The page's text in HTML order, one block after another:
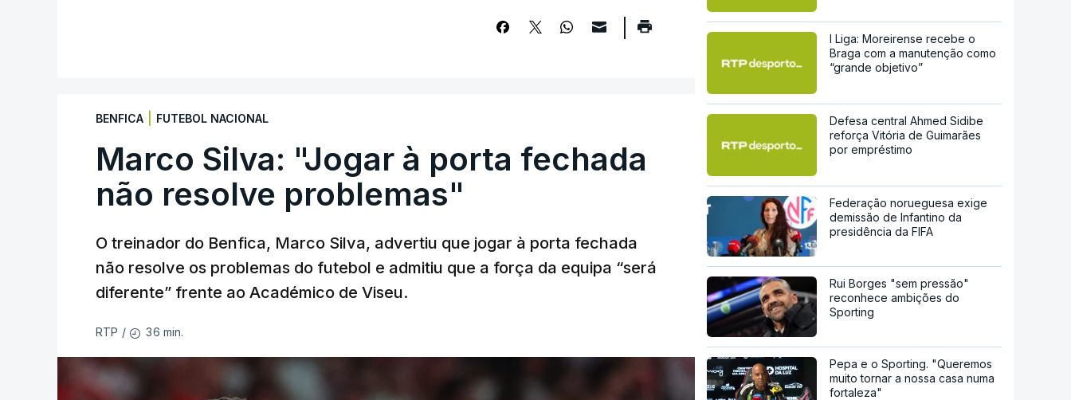
BENFICA FUTEBOL NACIONAL
Marco Silva: "Jogar à porta fechada
não resolve problemas"
O treinador do Benfica, Marco Silva, advertiu que jogar à porta fechada
não resolve os problemas do futebol e admitiu que a força da equipa “será
diferente” frente ao Académico de Viseu.
RTP / 36 min.
I Liga: Moreirense recebe o
Braga com a manutenção como
“grande objetivo”
Defesa central Ahmed Sidibe
reforça Vitória de Guimarães
por empréstimo
Federação norueguesa exige
demissão de Infantino da
presidência da FIFA
Rui Borges "sem pressão"
reconhece ambições do
Sporting
Pepa e o Sporting. "Queremos
muito tornar a nossa casa numa
fortaleza"